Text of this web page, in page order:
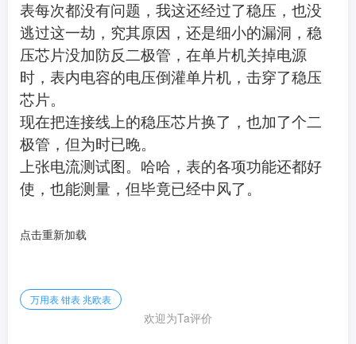
表每次都没有问题，我这还经过了稳压，也没
逃过这一劫，究其原因，还是细小的漏洞，稳
压芯片没加防反二极管，在单片机关掉电源
时，表内电容的电压倒灌单片机，击穿了稳压
芯片。
现在把连接线上的稳压芯片换了，也加了个二
极管，但为时已晚。
上张电流测试图。哈哈，表的各项功能还都好
使，也能测量，但毕竟已经中风了。
点击重新加载
万用表 钳表 兆欧表
欢迎为Ta评价